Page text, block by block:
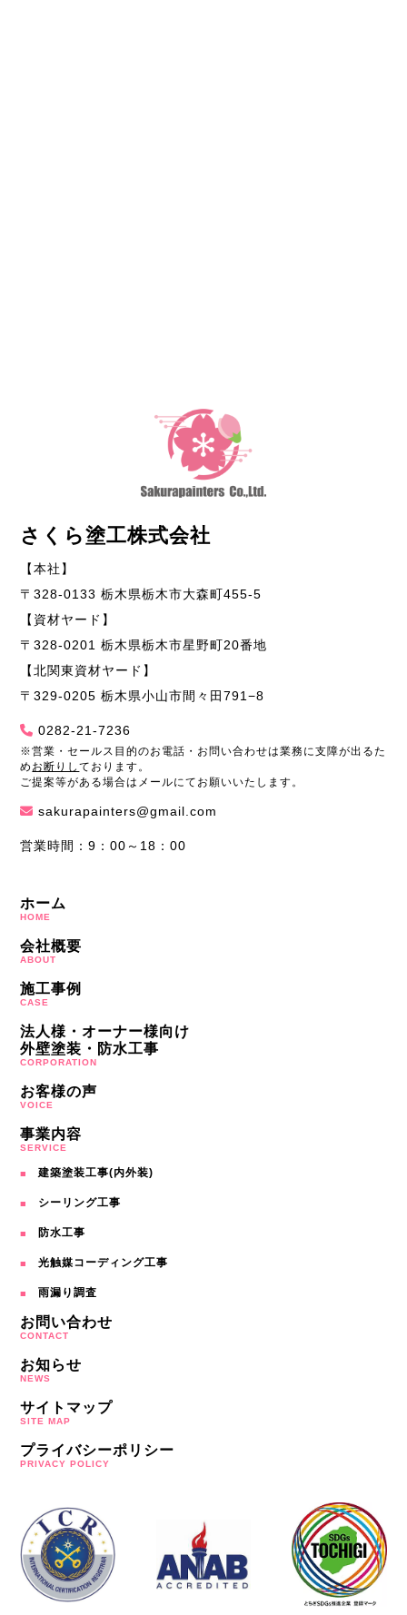
さくら塗工株式会社
【本社】
〒328-0133 栃木県栃木市大森町455-5
【資材ヤード】
〒328-0201 栃木県栃木市星野町20番地
【北関東資材ヤード】
〒329-0205 栃木県小山市間々田791−8
0282-21-7236
※営業・セールス目的のお電話・お問い合わせは業務に支障が出るた
め お断りしております。
ご提案等がある場合はメールにてお願いいたします。
sakurapainters@gmail.com
営業時間：9：00～18：00
ホーム
HOME
会社概要
ABOUT
施工事例
CASE
法人様・オーナー様向け
外壁塗装・防水工事
CORPORATION
お客様の声
VOICE
事業内容
SERVICE
建築塗装工事(内外装)
シーリング工事
防水工事
光触媒コーディング工事
雨漏り調査
お問い合わせ
CONTACT
お知らせ
NEWS
サイトマップ
SITE MAP
プライバシーポリシー
PRIVACY POLICY